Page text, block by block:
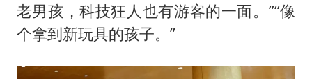
老男孩，科技狂人也有游客的一面。”“像
个拿到新玩具的孩子。”